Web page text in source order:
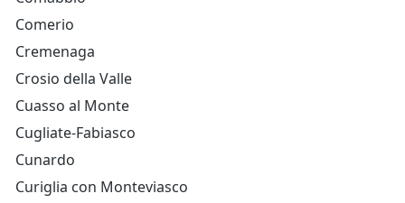
Comerio
Cremenaga
Crosio della Valle
Cuasso al Monte
Cugliate-Fabiasco
Cunardo
Curiglia con Monteviasco